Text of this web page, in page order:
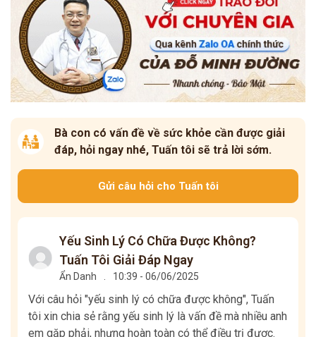
Bà con có vấn đề về sức khỏe cần được giải
đáp, hỏi ngay nhé, Tuấn tôi sẽ trả lời sớm.
Gửi câu hỏi cho Tuấn tôi
Yếu Sinh Lý Có Chữa Được Không?
Tuấn Tôi Giải Đáp Ngay
Ẩn Danh 10:39 - 06/06/2025
Với câu hỏi "yếu sinh lý có chữa được không", Tuấn
tôi xin chia sẻ rằng yếu sinh lý là vấn đề mà nhiều anh
em gặp phải, nhưng hoàn toàn có thể điều trị được.